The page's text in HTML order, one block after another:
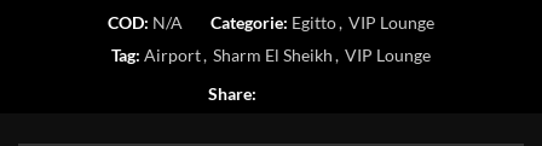
COD: N/A Categorie: Egitto, VIP Lounge
Tag: Airport, Sharm El Sheikh, VIP Lounge
Share: